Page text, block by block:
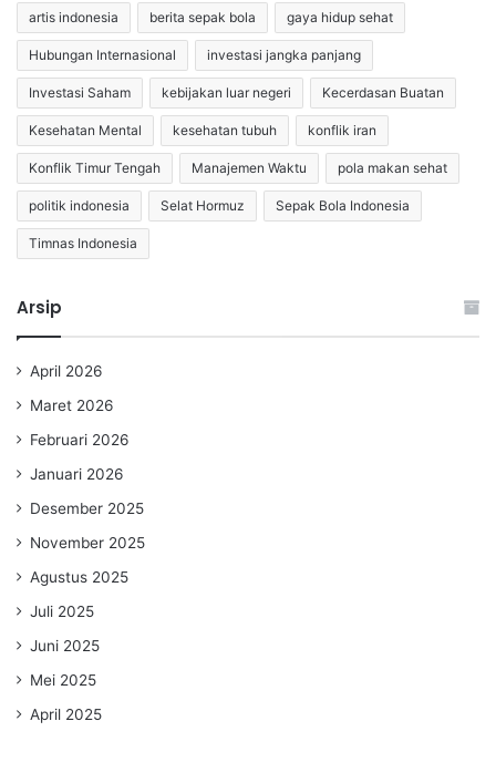
artis indonesia berita sepak bola gaya hidup sehat
Hubungan Internasional investasi jangka panjang
Investasi Saham kebijakan luar negeri Kecerdasan Buatan
Kesehatan Mental kesehatan tubuh konflik iran
Konflik Timur Tengah Manajemen Waktu pola makan sehat
politik indonesia Selat Hormuz Sepak Bola Indonesia
Timnas Indonesia
Arsip
April 2026
Maret 2026
Februari 2026
Januari 2026
Desember 2025
November 2025
Agustus 2025
Juli 2025
Juni 2025
Mei 2025
April 2025